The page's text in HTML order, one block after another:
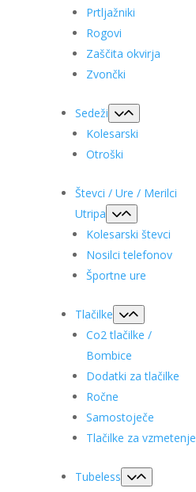
Prtljažniki
Rogovi
Zaščita okvirja
Zvončki
Sedeži
Kolesarski
Otroški
Števci / Ure / Merilci
Utripa
Kolesarski števci
Nosilci telefonov
Športne ure
Tlačilke
Co2 tlačilke /
Bombice
Dodatki za tlačilke
Ročne
Samostoječe
Tlačilke za vzmetenje
Tubeless